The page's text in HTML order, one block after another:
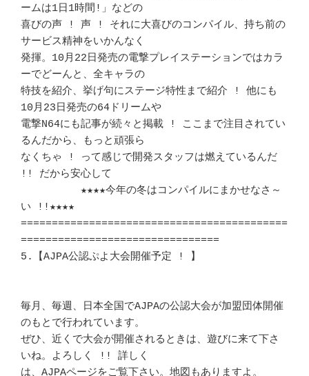
ームは1日1時間!」などの
喜びの声 ! 声 ! それに大喜びのコンパイル、持ち前の
サービス精神をいかんなく
発揮。10月22日発売の電撃プレイステーションではカラ
ーでどーんと、全キャラの
特技を紹介、挙げ句にステージ特性まで紹介 ! 他にも
10月23日発売の64ドリームや
電撃N64にも記事が続々と掲載 ! ここまで注目されてい
るんだから、もっと頑張ら
なくちゃ ! って感じで開発スタッフは燃えているんだ
!! だから安心して
い !!★★★★
===========================================
================================
5.【AJPA公認ぷよ大会開催予定 ! 】
毎月、毎週、日本全国でAJPAの公認大会が加盟団体開催
のもとで行われています。
ぜひ、近くで大会が開催されるときは、遊びに来て下さ
いね。よろしく !! 詳しく
は、AJPAページをご覧下さい。地図もありますよ。